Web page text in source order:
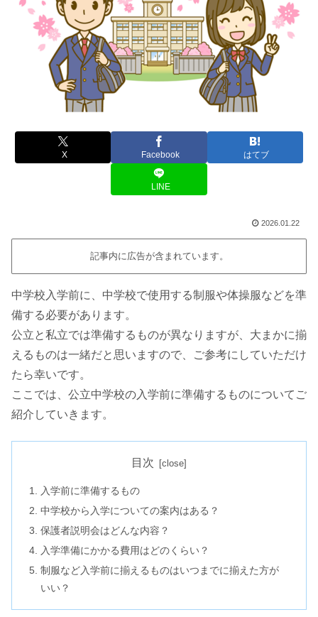
X Facebook はてブ
LINE
2026.01.22
記事内に広告が含まれています。
中学校入学前に、中学校で使用する制服や体操服などを準
備する必要があります。
公立と私立では準備するものが異なりますが、大まかに揃
えるものは一緒だと思いますので、ご参考にしていただけ
たら幸いです。
ここでは、公立中学校の入学前に準備するものについてご
紹介していきます。
目次
入学前に準備するもの
中学校から入学についての案内はある？
保護者説明会はどんな内容？
入学準備にかかる費用はどのくらい？
制服など入学前に揃えるものはいつまでに揃えた方が
いい？